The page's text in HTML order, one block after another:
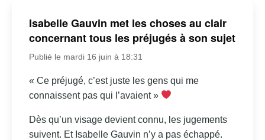
Isabelle Gauvin met les choses au clair
concernant tous les préjugés à son sujet
Publié le mardi 16 juin à 18:31
« Ce préjugé, c’est juste les gens qui me
connaissent pas qui l’avaient »
Dès qu’un visage devient connu, les jugements
suivent. Et Isabelle Gauvin n’y a pas échappé.